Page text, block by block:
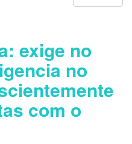
exige no
no
com o